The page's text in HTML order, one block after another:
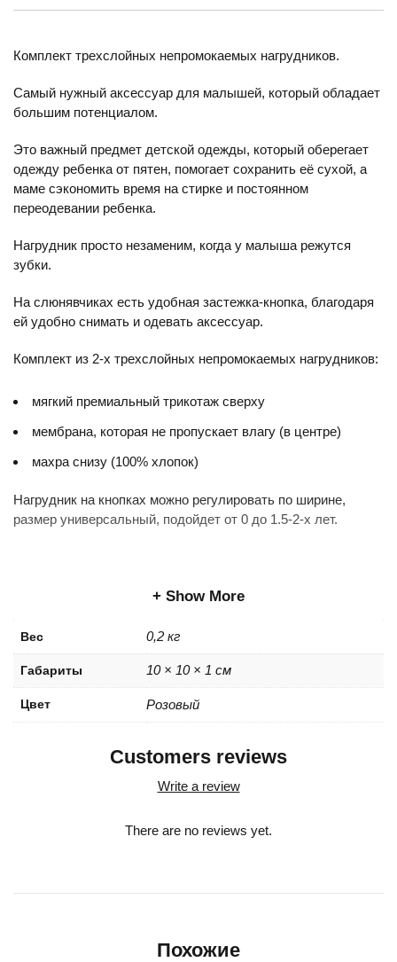
Комплект трехслойных непромокаемых нагрудников.
Самый нужный аксессуар для малышей, который обладает
большим потенциалом.
Это важный предмет детской одежды, который оберегает
одежду ребенка от пятен, помогает сохранить её сухой, а
маме сэкономить время на стирке и постоянном
переодевании ребенка.
Нагрудник просто незаменим, когда у малыша режутся
зубки.
На слюнявчиках есть удобная застежка-кнопка, благодаря
ей удобно снимать и одевать аксессуар.
Комплект из 2-х трехслойных непромокаемых нагрудников:
мягкий премиальный трикотаж сверху
мембрана, которая не пропускает влагу (в центре)
махра снизу (100% хлопок)
Нагрудник на кнопках можно регулировать по ширине,
размер универсальный, подойдет от 0 до 1.5-2-х лет.
Show More
Вес 0,2 кг
Габариты 10 × 10 × 1 см
Цвет Розовый
Customers reviews
Write a review
There are no reviews yet.
Похожие